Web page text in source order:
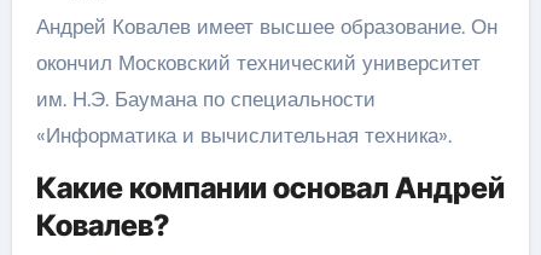
Андрей Ковалев имеет высшее образование. Он
окончил Московский технический университет
им. Н.Э. Баумана по специальности
«Информатика и вычислительная техника».
Какие компании основал Андрей
Ковалев?